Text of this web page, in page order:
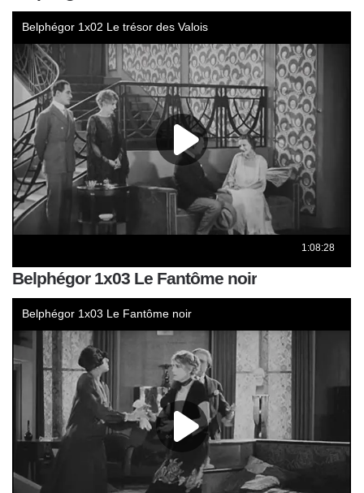
Belphégor 1x03 Le Fantôme noir